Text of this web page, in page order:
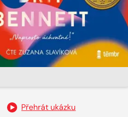
Přehrát ukázku